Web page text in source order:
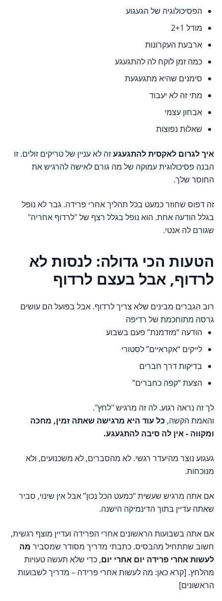
הפסיכולוגיה של הגעגוע
מודל 2+1
ארבעת העקרונות
כמה זמן לוקח לה להתגעגע
סימנים שהיא מתגעגעת
מתי זה לא יעבוד
אבחון עצמי
שאלות נפוצות
איך לגרום לאקסית להתגעגעזה לא עניין של טריקים זולים. זו
הבנה פסיכולוגית עמוקה של מה גורם לאישה להרגיש את
החוסר שלך.
זה דפוס שחוזר כמעט בכל תהליך אחרי פרידה. גבר לא נופל
בגלל הודעה אחת. הוא נופל בגלל רצף של "לרדוף אחריה"
שגורם לה אנטי.
הטעות הכי גדולה: לנסות לא
לרדוף, אבל בעצם לרדוף
רוב הגברים מבינים שלא צריך לרדוף. אבל בפועל הם עושים
גרסה מתוחכמת של רדיפה
הודעה “מזדמנת” פעם בשבוע
לייקים “אקראיים” לסטורי
בדיקות דרך חברים
הצעת “קפה כחברים”
לך זה נראה רגוע. לה זה מרגיש "לחץ".
והאמת הקשה, כל עוד היא מרגישה שאתה זמין, מחכה
ומקווה - אין לה סיבה להתגעגע.
געגוע נוצר מהיעדר רגשי. לא מהסברים, לא משכנועים, ולא
מנוכחות.
אם אתה מרגיש שעשית “כמעט הכל נכון” אבל אין שינוי, סביר
שאתה עדיין בתוך הדינמיקה הישנה.
אם אתה בשבועות הראשונים אחרי הפרידה ועדיין מוצף רגשית,
חשוב שתתחיל מהבסיס. כתבתי מדריך מסודר שמסביר מה
לעשות אחרי פרידה יום אחרי יום, כדי שלא תעשה טעויות
מהלחץ. [קרא כאן: מה לעשות אחרי פרידה – מדריך לשבועות
הראשונים]